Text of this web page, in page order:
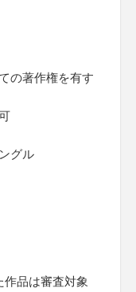
の著作権を有す
グル
品は審査対象